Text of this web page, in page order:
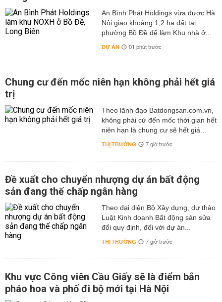
An Bình Phát Holdings vừa được Hà
Nội giao khoảng 1,2 ha đất tại
phường Bồ Đề để làm Khu nhà ở...
DỰ ÁN 01 phút trước
Chung cư đến mốc niên hạn không phải hết giá
trị
Theo lãnh đạo Batdongsan.com.vn,
không phải cứ đến mốc thời gian hết
niên hạn là chung cư sẽ hết giá...
THỊ TRƯỜNG 7 giờ trước
Đề xuất cho chuyển nhượng dự án bất động
sản đang thế chấp ngân hàng
Theo đại diện Bộ Xây dựng, dự thảo
Luật Kinh doanh Bất động sản sửa
đổi quy định, đối với dự án...
THỊ TRƯỜNG 7 giờ trước
Khu vực Công viên Cầu Giấy sẽ là điểm bắn
pháo hoa và phố đi bộ mới tại Hà Nội